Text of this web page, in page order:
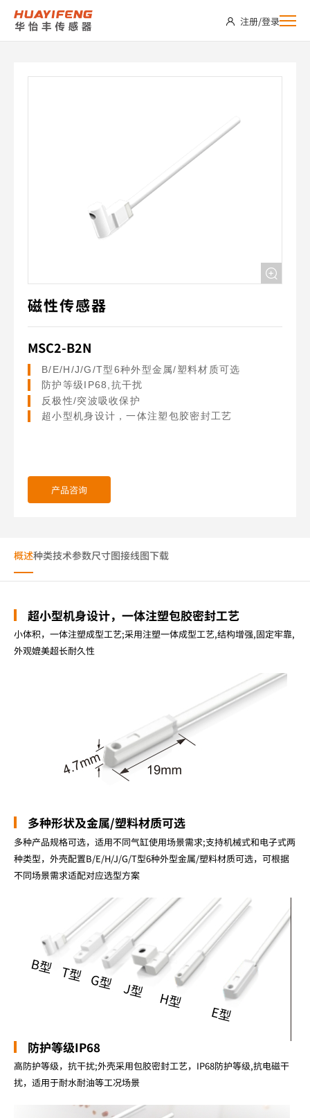
MSC2-
B2N
注册/登录
磁性传感器
MSC2-B2N
B/E/H/J/G/T型6种外型金属/塑料材质可选
防护等级IP68,抗干扰
反极性/突波吸收保护
超小型机身设计，一体注塑包胶密封工艺
产品咨询
概述种类技术参数尺寸图接线图下载
超小型机身设计，一体注塑包胶密封工艺
小体积，一体注塑成型工艺;采用注塑一体成型工艺,结构增强,固定牢靠,
外观媲美超长耐久性
多种形状及金属/塑料材质可选
多种产品规格可选，适用不同气缸使用场景需求;支持机械式和电子式两
种类型，外壳配置B/E/H/J/G/T型6种外型金属/塑料材质可选，可根据
不同场景需求适配对应选型方案
防护等级IP68
高防护等级，抗干扰;外壳采用包胶密封工艺，IP68防护等级,抗电磁干
扰，适用于耐水耐油等工况场景